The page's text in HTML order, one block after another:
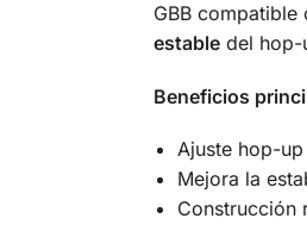
GBB
establedel hop-
Beneficios
Ajuste hop-
Mejora la
Construcción